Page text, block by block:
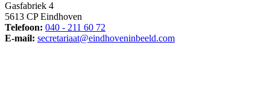
Gasfabriek 4
5613 CP Eindhoven
Telefoon: 040 - 211 60 72
E-mail: secretariaat@eindhoveninbeeld.com